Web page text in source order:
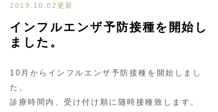
2019.10.02更新
インフルエンザ予防接種を開始し
ました。
10月からインフルエンザ予防接種を開始しまし
た。
診療時間内、受け付け順に随時接種致します。